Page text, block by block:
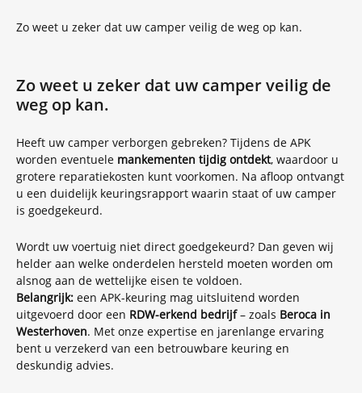
Zo weet u zeker dat uw camper veilig de weg op kan.
Zo weet u zeker dat uw camper veilig de
weg op kan.
Heeft uw camper verborgen gebreken? Tijdens de APK
worden eventuele mankementen tijdig ontdekt, waardoor u
grotere reparatiekosten kunt voorkomen. Na afloop ontvangt
u een duidelijk keuringsrapport waarin staat of uw camper
is goedgekeurd.
Wordt uw voertuig niet direct goedgekeurd? Dan geven wij
helder aan welke onderdelen hersteld moeten worden om
alsnog aan de wettelijke eisen te voldoen.
Belangrijk:een APK-keuring mag uitsluitend worden
uitgevoerd door een RDW-erkend bedrijf– zoals Beroca in
Westerhoven. Met onze expertise en jarenlange ervaring
bent u verzekerd van een betrouwbare keuring en
deskundig advies.